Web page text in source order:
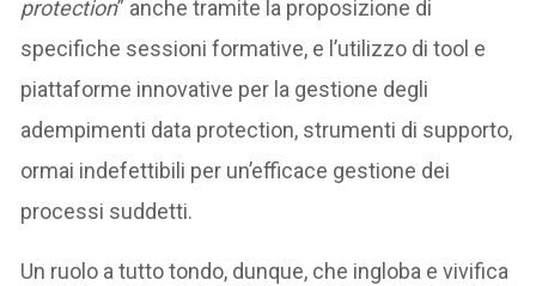
protection” anche tramite la proposizione di
specifiche sessioni formative, e l’utilizzo di tool e
piattaforme innovative per la gestione degli
adempimenti data protection, strumenti di supporto,
ormai indefettibili per un’efficace gestione dei
processi suddetti.
Un ruolo a tutto tondo, dunque, che ingloba e vivifica